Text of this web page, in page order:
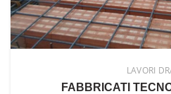
LAVORI
FABBRICATI